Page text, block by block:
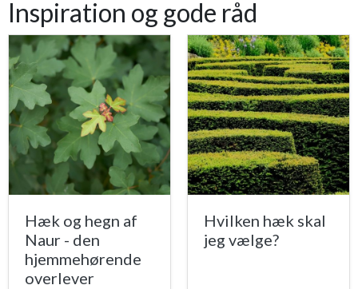
Inspiration og gode råd
Hæk og hegn af
Naur - den
hjemmehørende
overlever
Hvilken hæk skal
jeg vælge?